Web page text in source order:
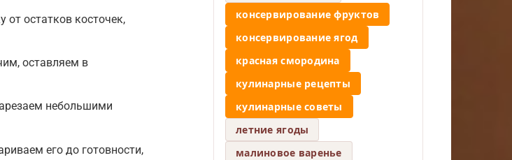
остатков косточек,
оставляем в
небольшими
его до готовности,
консервирование фруктов
консервирование ягод
красная смородина
кулинарные рецепты
кулинарные советы
летние ягоды
малиновое варенье